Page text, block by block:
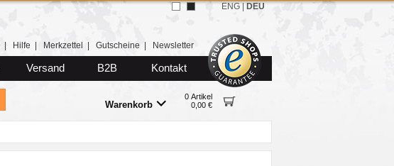
Hilfe Merkzettel Gutscheine Newsletter
Versand B2B Kontakt
Warenkorb
0 Artikel
0,00 €
ENG DEU